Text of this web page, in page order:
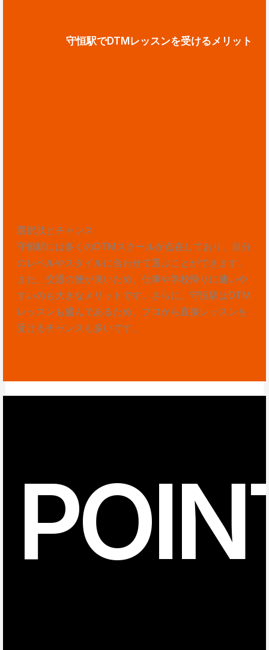
守恒駅でDTMレッスンを受けるメリット
選択肢とチャンス
守恒駅には多くのDTMスクールが点在しており、自分
のレベルやスタイルに合わせて選ぶことができます。
また、交通の便が良いため、仕事や学校帰りに通いや
すいのも大きなメリットです。さらに、守恒駅はDTM
レッスンも盛んであるため、プロから直接レッスンを
受けるチャンスも多いです。